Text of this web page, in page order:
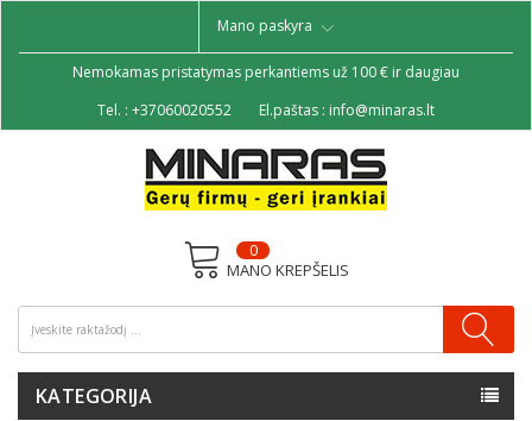
Mano paskyra
Nemokamas pristatymas perkantiems už 100 € ir daugiau
Tel. : +37060020552 El.paštas : info@minaras.lt
MANO KREPŠELIS
0
KATEGORIJA